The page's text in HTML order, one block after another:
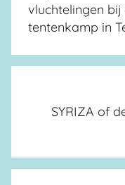
vluchtelingen
tentenkamp in
SYRIZA of